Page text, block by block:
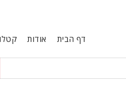
דף הבית אודות